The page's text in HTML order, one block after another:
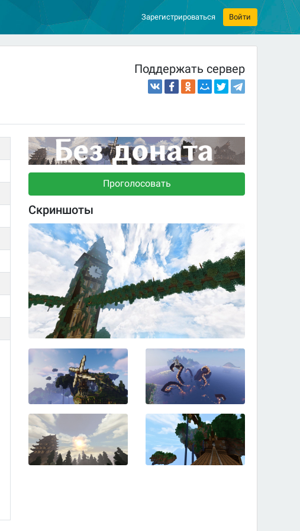
Зарегистрироваться Войти
Поддержать сервер
Проголосовать
Скриншоты